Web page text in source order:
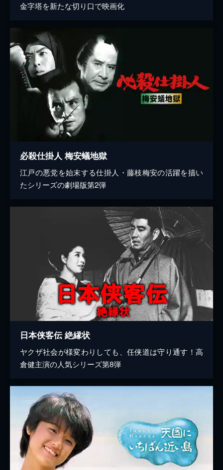
金字塔を新たな切り口で映画化
必殺仕掛人 梅安蟻地獄
江戸の悪党を始末する仕掛人・藤枝梅安の活躍を描い
たシリーズの劇場版第2弾
日本侠客伝 絶縁状
ヤクザ社会が様変わりしても、任侠道は守り通す！高
倉健主演の人気シリーズ第8弾